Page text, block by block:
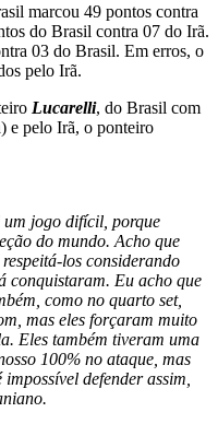
marcou 49 pontos contra
do Brasil contra 07 do Irã.
03 do Brasil. Em erros, o
pelo Irã.
Lucarelli, do Brasil com
e pelo Irã, o ponteiro
um jogo difícil, porque
do mundo. Acho que
los considerando
conquistaram. Eu acho que
como no quarto set,
mas eles forçaram muito
Eles também tiveram uma
100% no ataque, mas
defender assim,